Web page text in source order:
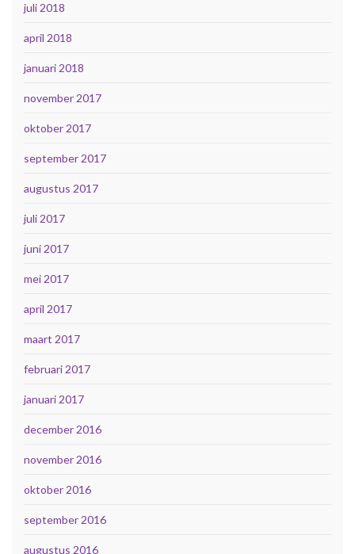
juli 2018
april 2018
januari 2018
november 2017
oktober 2017
september 2017
augustus 2017
juli 2017
juni 2017
mei 2017
april 2017
maart 2017
februari 2017
januari 2017
december 2016
november 2016
oktober 2016
september 2016
augustus 2016